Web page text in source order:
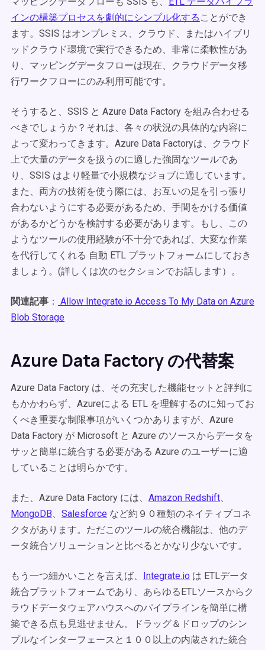
インの構築プロセスを劇的にシンプル化する ことができ
ます。SSIS はオンプレミス、クラウド、またはハイブリ
ッドクラウド環境で実行できるため、非常に柔軟性があ
り、マッピングデータフローは現在、クラウドデータ移
行ワークフローにのみ利用可能です。
そうすると、SSIS と Azure Data Factory を組み合わせる
べきでしょうか？それは、各々の状況の具体的な内容に
よって変わってきます。Azure Data Factoryは、クラウド
上で大量のデータを扱うのに適した強固なツールであ
り、SSIS はより軽量で小規模なジョブに適しています。
また、両方の技術を使う際には、お互いの足を引っ張り
合わないようにする必要があるため、手間をかける価値
があるかどうかを検討する必要があります。もし、この
ようなツールの使用経験が不十分であれば、大変な作業
を代行してくれる 自動 ETL プラットフォームにしておき
ましょう。(詳しくは次のセクションでお話します）。
関連記事 ： Allow Integrate.io Access To My Data on Azure
Blob Storage
Azure Data Factory の代替案
Azure Data Factory は、その充実した機能セットと評判に
もかかわらず、Azureによる ETL を理解するのに知ってお
くべき重要な制限事項がいくつかありますが、Azure
Data Factory が Microsoft と Azure のソースからデータを
サッと簡単に統合する必要がある Azure のユーザーに適
していることは明らかです。
また、Azure Data Factory には、 Amazon Redshift、
MongoDB、 Salesforce など約９０種類のネイティブコネ
クタがあります。ただこのツールの統合機能は、他のデ
ータ統合ソリューションと比べるとかなり少ないです。
もう一つ細かいことを言えば、 Integrate.io は ETLデータ
統合プラットフォームであり、あらゆるETLソースからク
ラウドデータウェアハウスへのパイプラインを簡単に構
築できる点も見逃せません。ドラッグ＆ドロップのシン
プルなインターフェースと１００以上の内蔵された統合